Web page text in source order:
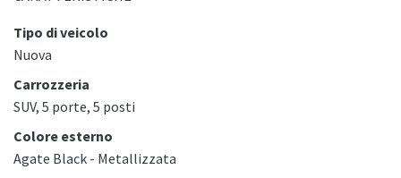
Tipo di veicolo
Nuova
Carrozzeria
SUV, 5 porte, 5 posti
Colore esterno
Agate Black - Metallizzata